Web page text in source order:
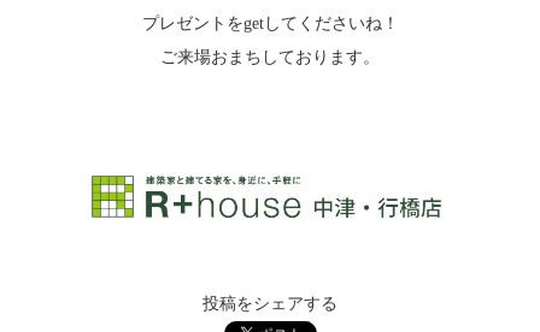
プレゼントをgetしてくださいね！
ご来場おまちしております。
投稿をシェアする